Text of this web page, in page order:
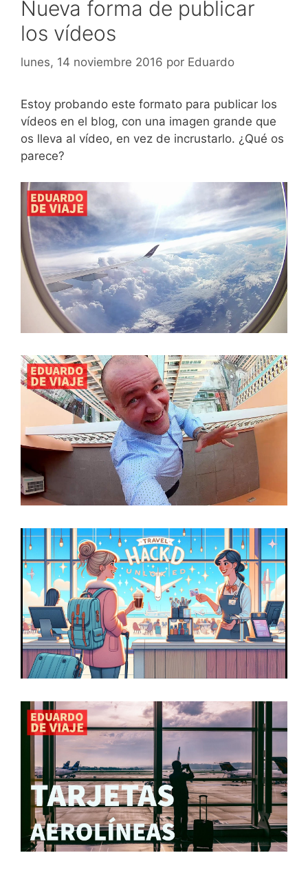
Nueva forma de publicar
los vídeos
lunes, 14 noviembre 2016 por Eduardo
Estoy probando este formato para publicar los
vídeos en el blog, con una imagen grande que
os lleva al vídeo, en vez de incrustarlo. ¿Qué os
parece?